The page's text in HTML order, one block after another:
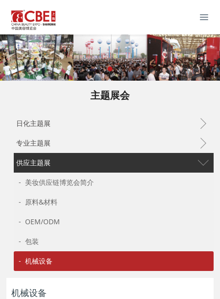
主题展会
日化主题展
专业主题展
供应主题展
- 美妆供应链博览会简介
- 原料&材料
- OEM/ODM
- 包装
- 机械设备
机械设备